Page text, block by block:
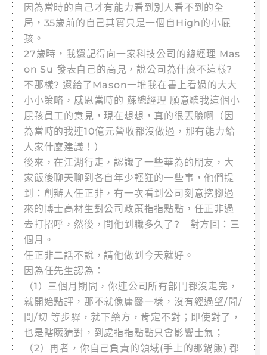
因為當時的自己才有能力看到別人看不到的全
局，35歲前的自己其實只是一個自High的小屁
孩。
27歲時，我還記得向一家科技公司的總經理 Mas
on Su 發表自己的高見，說公司為什麼不這樣?
不那樣? 還給了Mason一堆我在書上看過的大大
小小策略，感恩當時的 蘇總經理 願意聽我這個小
屁孩員工的意見，現在想想，真的很丟臉啊（因
為當時的我連10億元營收都沒做過，那有能力給
人家什麼建議！）
後來，在江湖行走，認識了一些華為的朋友，大
家飯後聊天聊到各自年少輕狂的一些事，他們提
到：創辦人任正非，有一次看到公司刻意挖腳過
來的博士高材生對公司政策指指點點，任正非過
去打招呼，然後，問他到職多久了? 對方回：三
個月。
任正非二話不說，請他做到今天就好。
因為任先生認為：
（1）三個月期間，你連公司所有部門都沒走完，
就開始點評，那不就像庸醫一樣，沒有經過望/聞/
問/切 等步驟，就下藥方，肯定不對；即使對了，
也是瞎矇猜對，到處指指點點只會影響士氣；
（2）再者，你自己負責的領域(手上的那鍋飯) 都